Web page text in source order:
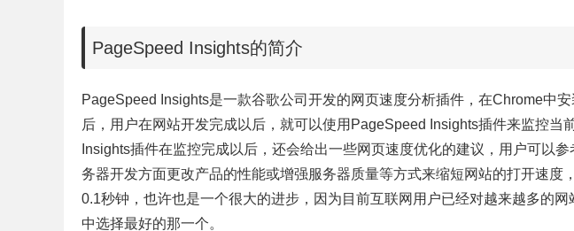
PageSpeed Insights的简介
PageSpeed Insights是一款谷歌公司开发的网页速度分析插件，在Chrome中
后，用户在网站开发完成以后，就可以使用PageSpeed Insights插件来监控当
Insights插件在监控完成以后，还会给出一些网页速度优化的建议，用户可以
务器开发方面更改产品的性能或增强服务器质量等方式来缩短网站的打开速度
0.1秒钟，也许也是一个很大的进步，因为目前互联网用户已经对越来越多的
中选择最好的那一个。